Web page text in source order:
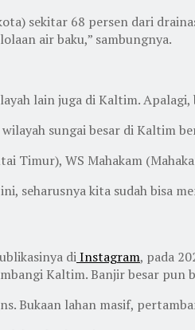
sekitar 68 persen dari
air baku,” sambungnya.
lain juga di Kaltim.
sungai besar di Kaltim
Timur), WS Mahakam
seharusnya kita sudah bisa
diInstagram, pada
Kaltim. Banjir besar pun
Bukaan lahan masif,